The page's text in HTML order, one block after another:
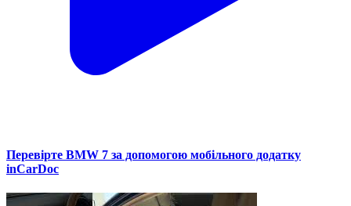
Перевірте BMW 7 за допомогою мобільного додатку
inCarDoc